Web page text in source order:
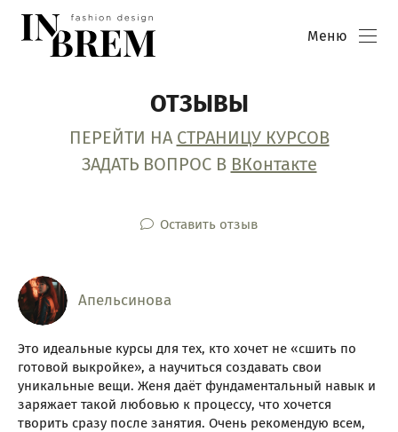
Меню
ОТЗЫВЫ
ПЕРЕЙТИ НА СТРАНИЦУ КУРСОВ
ЗАДАТЬ ВОПРОС В ВКонтакте
Оставить отзыв
Апельсинова
Это идеальные курсы для тех, кто хочет не «сшить по
готовой выкройке», а научиться создавать свои
уникальные вещи. Женя даёт фундаментальный навык и
заряжает такой любовью к процессу, что хочется
творить сразу после занятия. Очень рекомендую всем,